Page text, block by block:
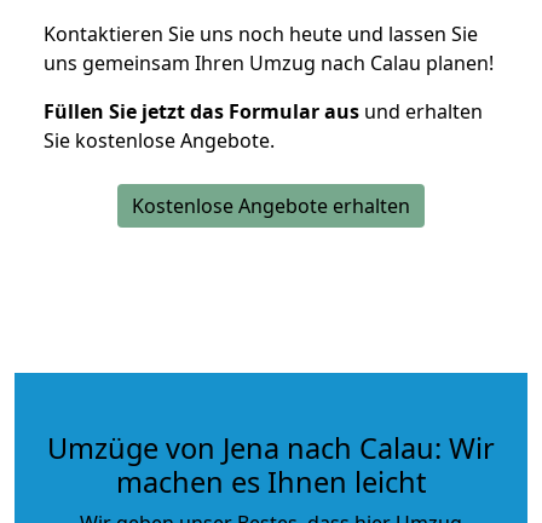
Kontaktieren Sie uns noch heute und lassen Sie
uns gemeinsam Ihren Umzug nach Calau planen!
Füllen Sie jetzt das Formular aus und erhalten
Sie kostenlose Angebote.
Kostenlose Angebote erhalten
Umzüge von Jena nach Calau: Wir
machen es Ihnen leicht